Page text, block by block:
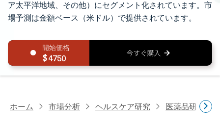
ア太平洋地域、その他）にセグメント化されています。市
場予測は金額ベース（米ドル）で提供されています。
4750
ホーム 市場分析 ヘルスケア研究 医薬品研究